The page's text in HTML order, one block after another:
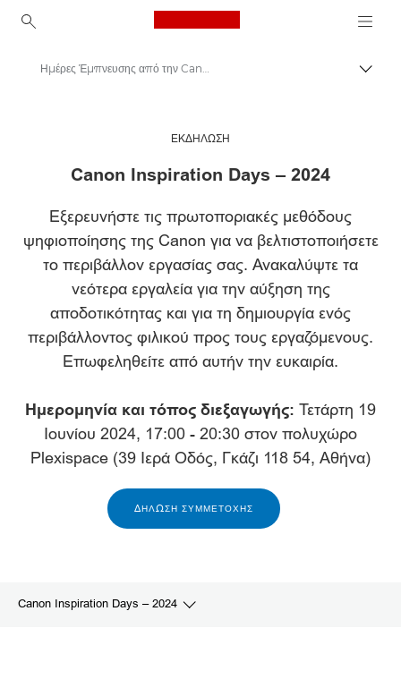
Canon Logo, back to
Ημέρες Έμπνευσης από την Canon – 2024
ΕΚΔΗΛΩΣΗ
Canon Inspiration Days – 2024
Εξερευνήστε τις πρωτοποριακές μεθόδους
ψηφιοποίησης της Canon για να βελτιστοποιήσετε
το περιβάλλον εργασίας σας. Ανακαλύψτε τα
νεότερα εργαλεία για την αύξηση της
αποδοτικότητας και για τη δημιουργία ενός
περιβάλλοντος φιλικού προς τους εργαζόμενους.
Επωφεληθείτε από αυτήν την ευκαιρία.
Ημερομηνία και τόπος διεξαγωγής: Τετάρτη 19
Ιουνίου 2024, 17:00 - 20:30 στον πολυχώρο
Plexispace (39 Ιερά Οδός, Γκάζι 118 54, Αθήνα)
ΔΗΛΩΣΗ ΣΥΜΜΕΤΟΧΗΣ
Canon Inspiration Days – 2024